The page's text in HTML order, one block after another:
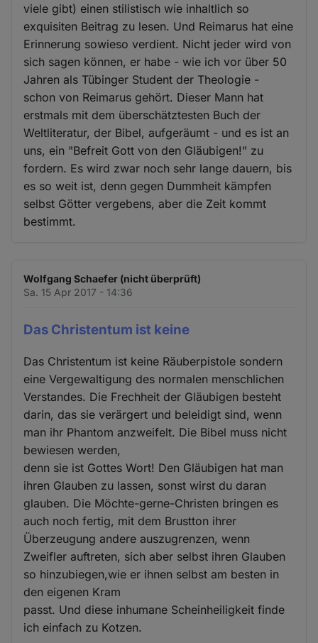
viele gibt) einen stilistisch wie inhaltlich so
exquisiten Beitrag zu lesen. Und Reimarus hat eine
Erinnerung sowieso verdient. Nicht jeder wird von
sich sagen können, er habe - wie ich vor über 50
Jahren als Tübinger Student der Theologie -
schon von Reimarus gehört. Dieser Mann hat
erstmals mit dem überschätztesten Buch der
Weltliteratur, der Bibel, aufgeräumt - und es ist an
uns, ein "Befreit Gott von den Gläubigen!" zu
fordern. Es wird zwar noch sehr lange dauern, bis
es so weit ist, denn gegen Dummheit kämpfen
selbst Götter vergebens, aber die Zeit kommt
bestimmt.
Wolfgang Schaefer (nicht überprüft)
Sa. 15 Apr 2017 - 14:36
Das Christentum ist keine
Das Christentum ist keine Räuberpistole sondern
eine Vergewaltigung des normalen menschlichen
Verstandes. Die Frechheit der Gläubigen besteht
darin, das sie verärgert und beleidigt sind, wenn
man ihr Phantom anzweifelt. Die Bibel muss nicht
bewiesen werden,
denn sie ist Gottes Wort! Den Gläubigen hat man
ihren Glauben zu lassen, sonst wirst du daran
glauben. Die Möchte-gerne-Christen bringen es
auch noch fertig, mit dem Brustton ihrer
Überzeugung andere auszugrenzen, wenn
Zweifler auftreten, sich aber selbst ihren Glauben
so hinzubiegen,wie er ihnen selbst am besten in
den eigenen Kram
passt. Und diese inhumane Scheinheiligkeit finde
ich einfach zu Kotzen.